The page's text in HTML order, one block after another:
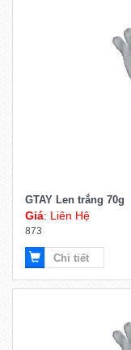
GTAY Len trắng 70g
Giá: Liên Hệ
873
Chi tiết